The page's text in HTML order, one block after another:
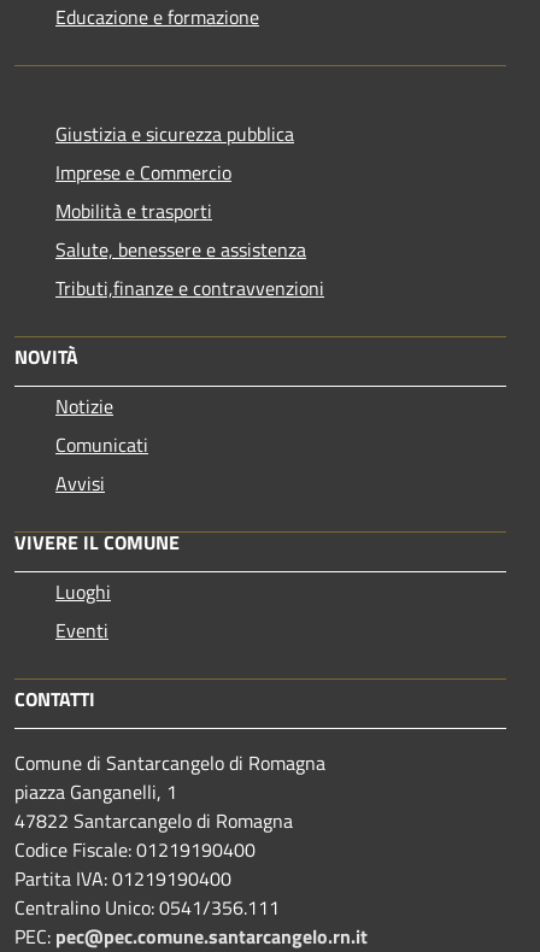
Educazione e formazione
Giustizia e sicurezza pubblica
Imprese e Commercio
Mobilità e trasporti
Salute, benessere e assistenza
Tributi,finanze e contravvenzioni
NOVITÀ
Notizie
Comunicati
Avvisi
VIVERE IL COMUNE
Luoghi
Eventi
CONTATTI
Comune di Santarcangelo di Romagna
piazza Ganganelli, 1
47822 Santarcangelo di Romagna
Codice Fiscale: 01219190400
Partita IVA: 01219190400
Centralino Unico: 0541/356.111
PEC: pec@pec.comune.santarcangelo.rn.it